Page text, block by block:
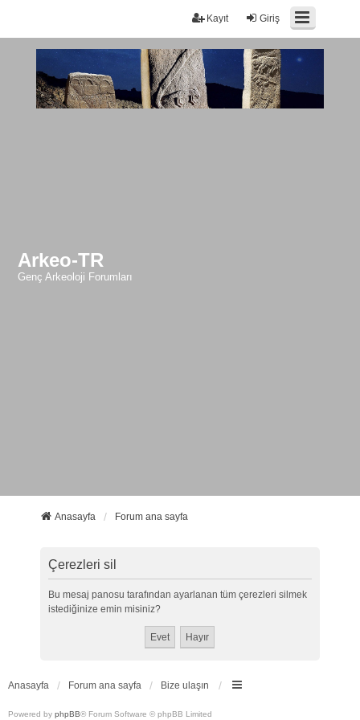
Giriş
Kayıt
Arkeo-TR
Genç Arkeoloji Forumları
Anasayfa Forum ana sayfa
Çerezleri sil
Bu mesaj panosu tarafından ayarlanan tüm çerezleri silmek
istediğinize emin misiniz?
Anasayfa Forum ana sayfa Bize ulaşın
Powered by phpBB® Forum Software © phpBB Limited